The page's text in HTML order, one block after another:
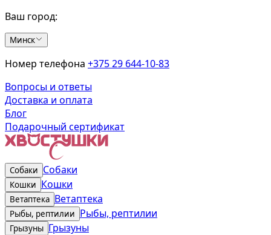
Ваш город:
Минск
Номер телефона +375 29 644-10-83
Вопросы и ответы
Доставка и оплата
Блог
Подарочный сертификат
Собаки Собаки
Кошки Кошки
Ветаптека Ветаптека
Рыбы, рептилии Рыбы, рептилии
Грызуны Грызуны